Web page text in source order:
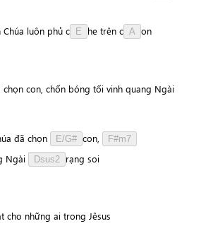
Chúa luôn phủ c E he trên c A on
con, chốn bóng tối vinh quang Ngài
đã chọn E/G# con F#m7
Ngài Dsus2 rạng soi
cho những ai trong Jêsus